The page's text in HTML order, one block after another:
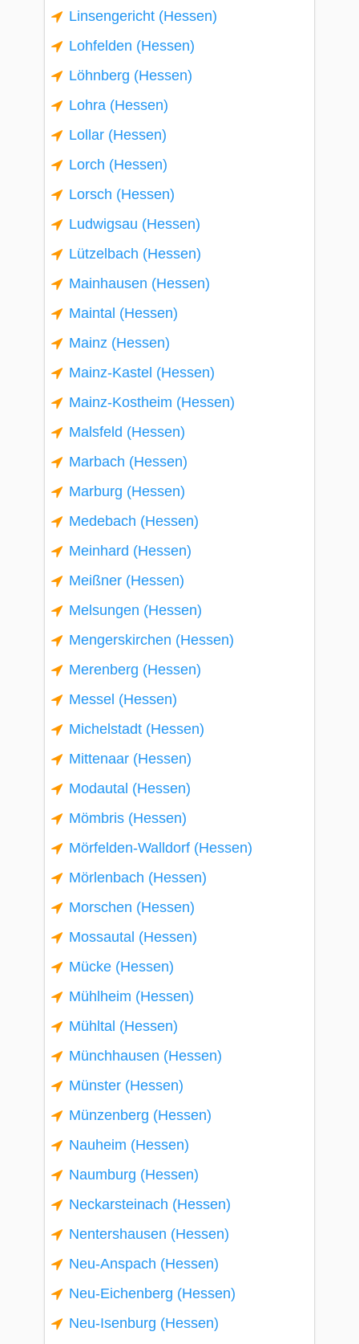
Linsengericht (Hessen)
Lohfelden (Hessen)
Löhnberg (Hessen)
Lohra (Hessen)
Lollar (Hessen)
Lorch (Hessen)
Lorsch (Hessen)
Ludwigsau (Hessen)
Lützelbach (Hessen)
Mainhausen (Hessen)
Maintal (Hessen)
Mainz (Hessen)
Mainz-Kastel (Hessen)
Mainz-Kostheim (Hessen)
Malsfeld (Hessen)
Marbach (Hessen)
Marburg (Hessen)
Medebach (Hessen)
Meinhard (Hessen)
Meißner (Hessen)
Melsungen (Hessen)
Mengerskirchen (Hessen)
Merenberg (Hessen)
Messel (Hessen)
Michelstadt (Hessen)
Mittenaar (Hessen)
Modautal (Hessen)
Mömbris (Hessen)
Mörfelden-Walldorf (Hessen)
Mörlenbach (Hessen)
Morschen (Hessen)
Mossautal (Hessen)
Mücke (Hessen)
Mühlheim (Hessen)
Mühltal (Hessen)
Münchhausen (Hessen)
Münster (Hessen)
Münzenberg (Hessen)
Nauheim (Hessen)
Naumburg (Hessen)
Neckarsteinach (Hessen)
Nentershausen (Hessen)
Neu-Anspach (Hessen)
Neu-Eichenberg (Hessen)
Neu-Isenburg (Hessen)